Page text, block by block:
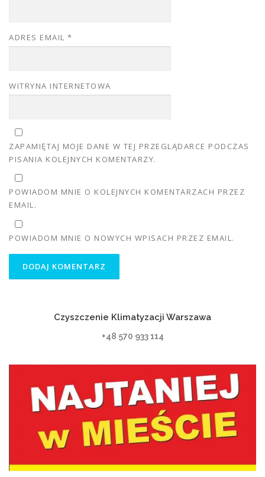
ADRES EMAIL *
WITRYNA INTERNETOWA
ZAPAMIĘTAJ MOJE DANE W TEJ PRZEGLĄDARCE PODCZAS
PISANIA KOLEJNYCH KOMENTARZY.
POWIADOM MNIE O KOLEJNYCH KOMENTARZACH PRZEZ
EMAIL.
POWIADOM MNIE O NOWYCH WPISACH PRZEZ EMAIL.
Czyszczenie Klimatyzacji Warszawa
+48 570 933 114